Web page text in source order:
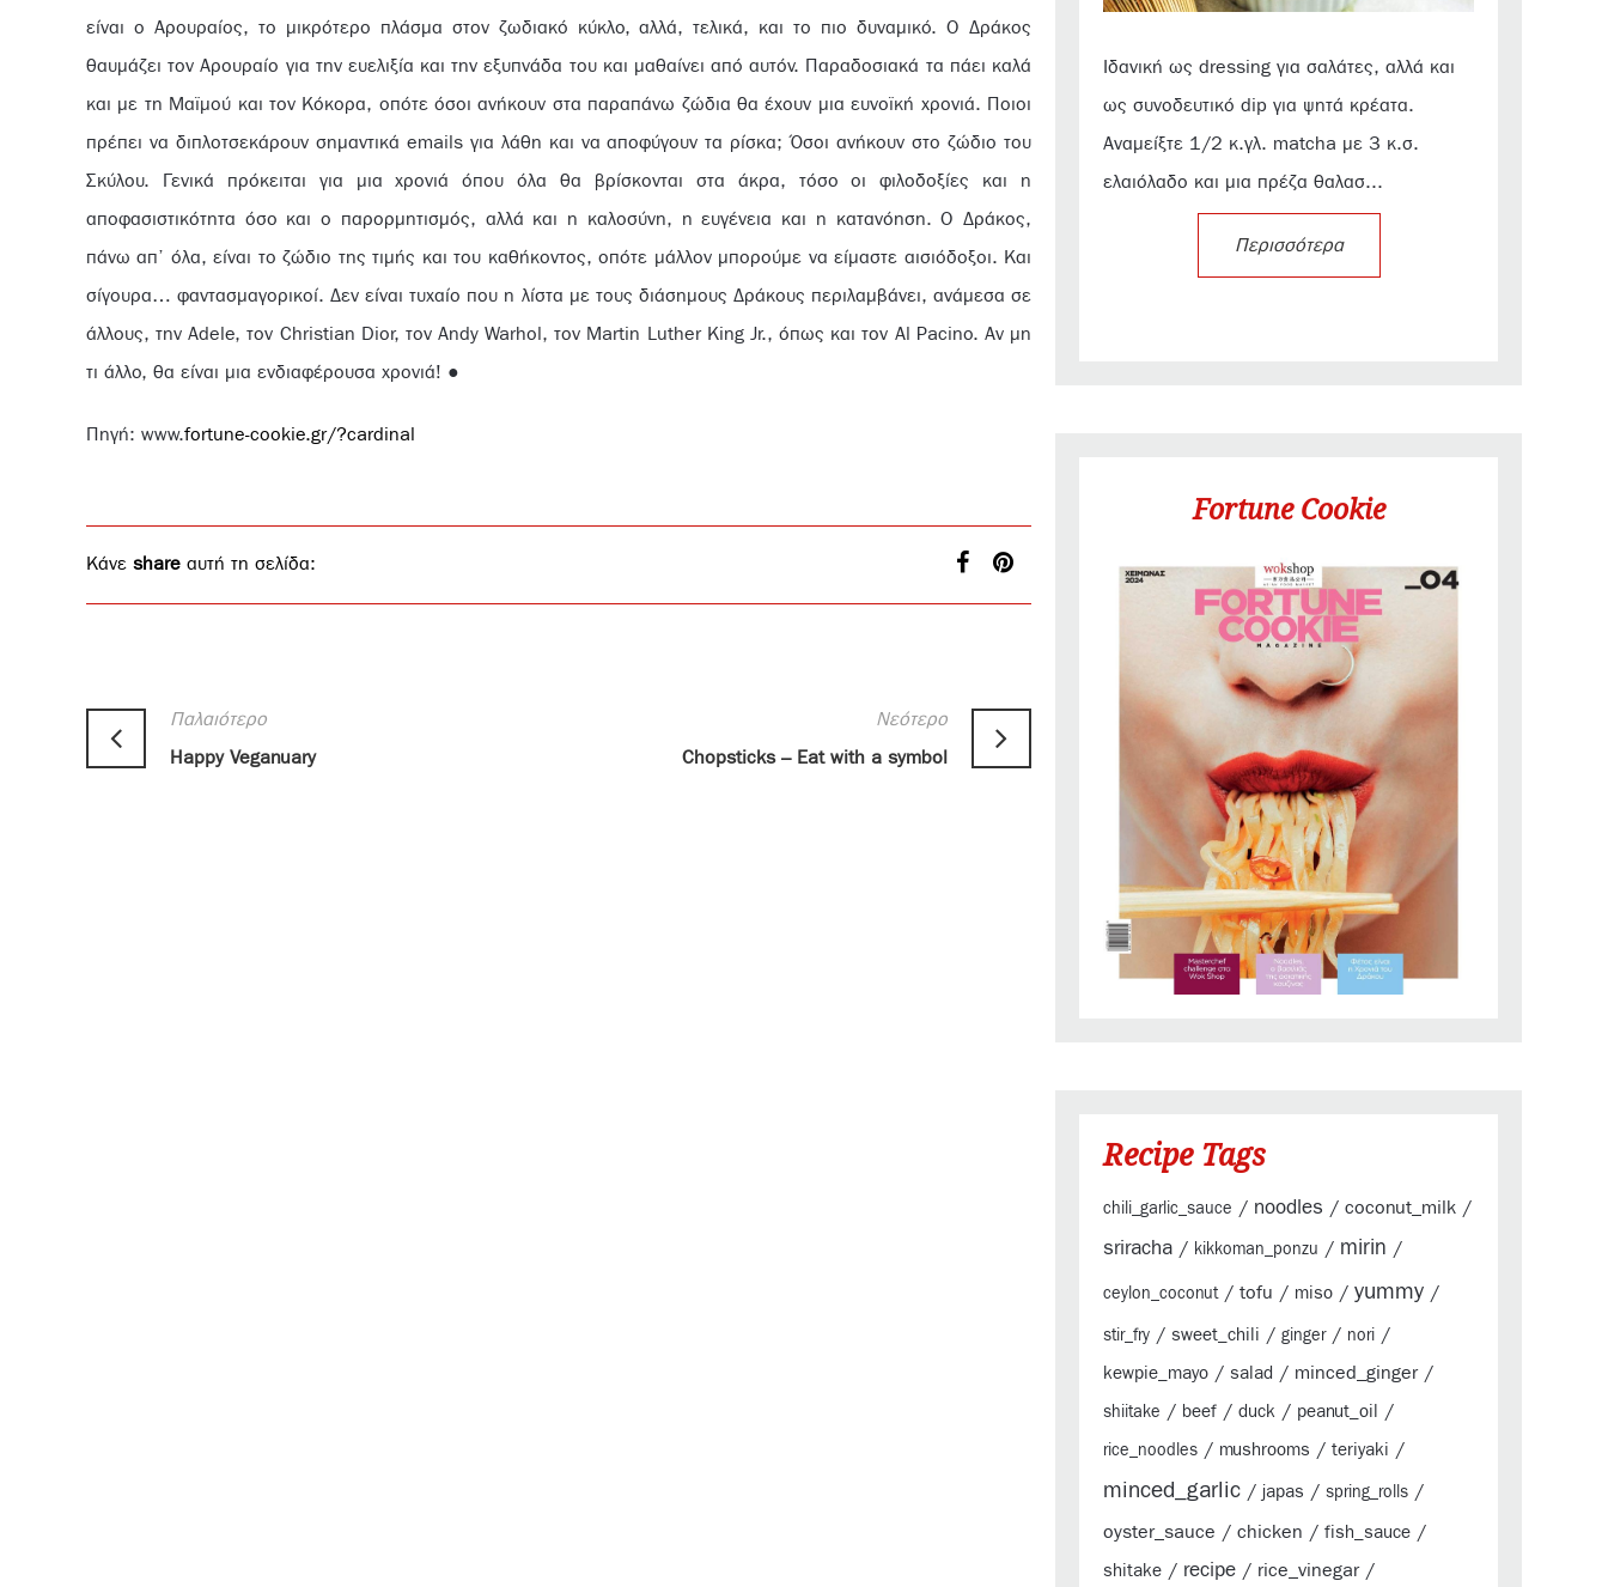
είναι ο Αρουραίος, το μικρότερο πλάσμα στον ζωδιακό κύκλο, αλλά, τελικά, και το πιο δυναμικό. Ο Δράκος
θαυμάζει τον Αρουραίο για την ευελιξία και την εξυπνάδα του και μαθαίνει από αυτόν. Παραδοσιακά τα πάει καλά
και με τη Μαϊμού και τον Κόκορα, οπότε όσοι ανήκουν στα παραπάνω ζώδια θα έχουν μια ευνοϊκή χρονιά. Ποιοι
πρέπει να διπλοτσεκάρουν σημαντικά emails για λάθη και να αποφύγουν τα ρίσκα; Όσοι ανήκουν στο ζώδιο του
Σκύλου. Γενικά πρόκειται για μια χρονιά όπου όλα θα βρίσκονται στα άκρα, τόσο οι φιλοδοξίες και η
αποφασιστικότητα όσο και ο παρορμητισμός, αλλά και η καλοσύνη, η ευγένεια και η κατανόηση. Ο Δράκος,
πάνω απ’ όλα, είναι το ζώδιο της τιμής και του καθήκοντος, οπότε μάλλον μπορούμε να είμαστε αισιόδοξοι. Και
σίγουρα… φαντασμαγορικοί. Δεν είναι τυχαίο που η λίστα με τους διάσημους Δράκους περιλαμβάνει, ανάμεσα σε
άλλους, την Adele, τον Christian Dior, τον Andy Warhol, τον Martin Luther King Jr., όπως και τον Al Pacino. Αν μη
τι άλλο, θα είναι μια ενδιαφέρουσα χρονιά! ●
Πηγή: www.fortune-cookie.gr/?cardinal
Κάνε share αυτή τη σελίδα:
Παλαιότερο
Happy Veganuary
Νεότερο
Chopsticks – Eat with a symbol
Ιδανική ως dressing για σαλάτες, αλλά και
ως συνοδευτικό dip για ψητά κρέατα.
Αναμείξτε 1/2 κ.γλ. matcha με 3 κ.σ.
ελαιόλαδο και μια πρέζα θαλασ...
Περισσότερα
Fortune Cookie
Recipe Tags
chili_garlic_sauce / noodles / coconut_milk /
sriracha / kikkoman_ponzu / mirin /
ceylon_coconut / tofu / miso / yummy /
stir_fry / sweet_chili / ginger/ nori /
kewpie_mayo / salad / minced_ginger/
shiitake / beef / duck / peanut_oil /
rice_noodles / mushrooms / teriyaki /
minced_garlic / japas / spring_rolls /
oyster_sauce / chicken / fish_sauce /
shitake / recipe / rice_vinegar/